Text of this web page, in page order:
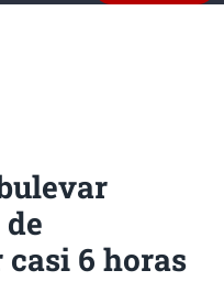
6 horas